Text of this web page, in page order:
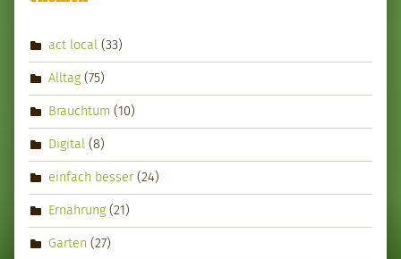
act local (33)
Alltag (75)
Brauchtum (10)
Digital (8)
einfach besser(24)
Ernährung (21)
Garten (27)